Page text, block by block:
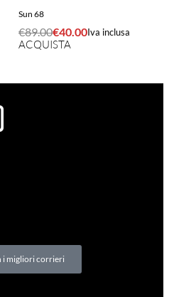
Sun 68
€89.00€40.00Iva inclusa
ACQUISTA
i migliori corrieri